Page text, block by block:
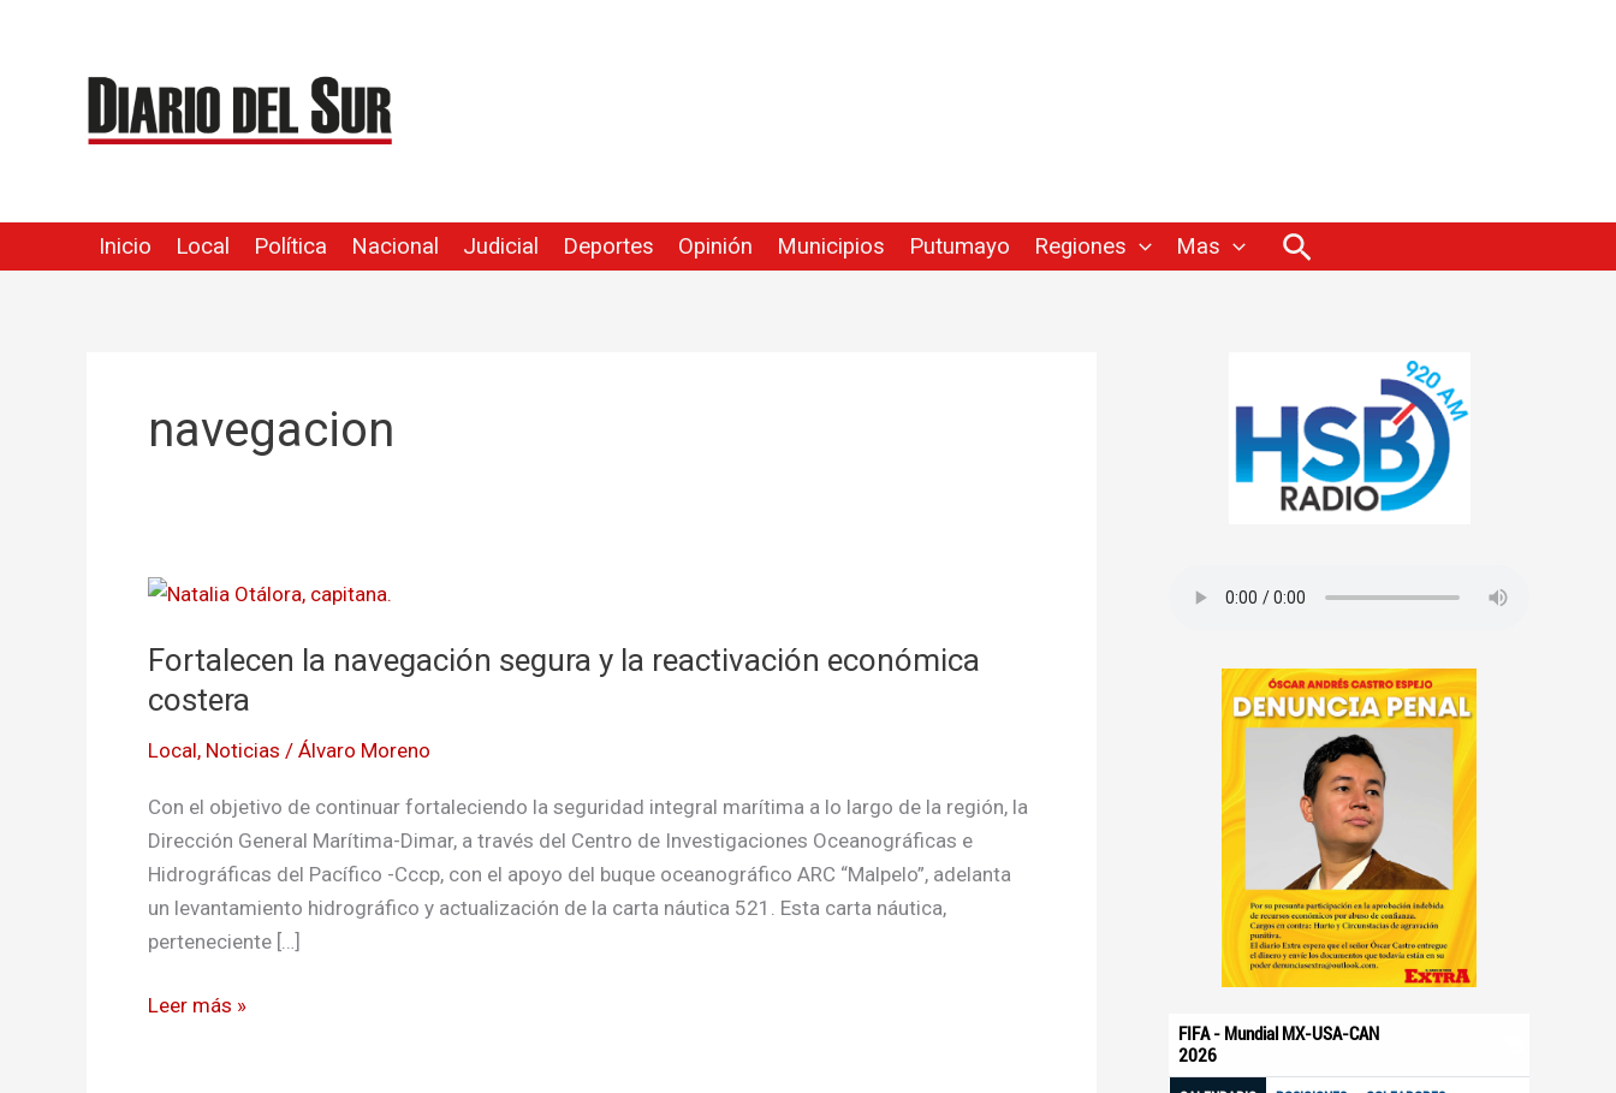
contenido
Inicio Local Política Nacional Judicial Deportes Opinión Municipios Putumayo Regiones Mas Buscar
navegacion
Fortalecen la navegación segura y la reactivación económica
costera
Local, Noticias / Álvaro Moreno
Con el objetivo de continuar fortaleciendo la seguridad integral marítima a lo largo de la región, la
Dirección General Marítima-Dimar, a través del Centro de Investigaciones Oceanográficas e
Hidrográficas del Pacífico -Cccp, con el apoyo del buque oceanográfico ARC “Malpelo”, adelanta
un levantamiento hidrográfico y actualización de la carta náutica 521. Esta carta náutica,
perteneciente […]
Fortalecen
navegación
segura
la
Leer más »